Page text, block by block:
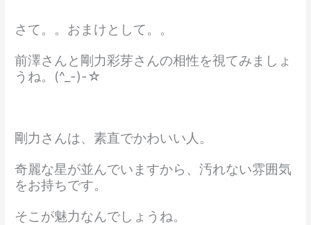
さて。。おまけとして。。
前澤さんと剛力彩芽さんの相性を視てみましょ
うね。(^_-)-☆
剛力さんは、素直でかわいい人。
奇麗な星が並んでいますから、汚れない雰囲気
をお持ちです。
そこが魅力なんでしょうね。